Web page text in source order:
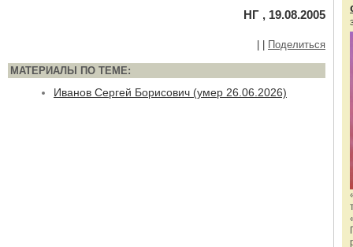
НГ , 19.08.2005
Поделиться
МАТЕРИАЛЫ ПО ТЕМЕ:
Иванов Сергей Борисович (умер 26.06.2026)